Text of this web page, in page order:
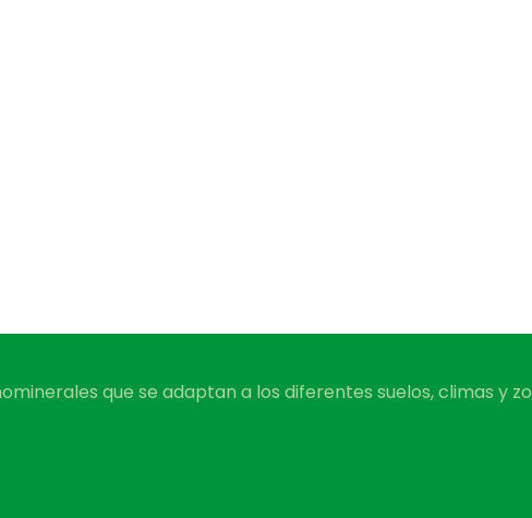
que se adaptan a los diferentes suelos, climas y